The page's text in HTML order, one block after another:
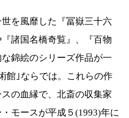
を風靡した『冨嶽三十六
諸国名橋奇覧』、『百物
錦絵のシリーズ作品が一
館｣ならでは。これらの作
の血縁で、北斎の収集家
モースが平成５(1993)年に